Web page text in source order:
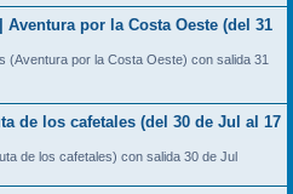
por la Costa Oeste (del 31
(Aventura por la Costa Oeste) con salida 31
de los cafetales (del 30 de Jul al 17
de los cafetales) con salida 30 de Jul